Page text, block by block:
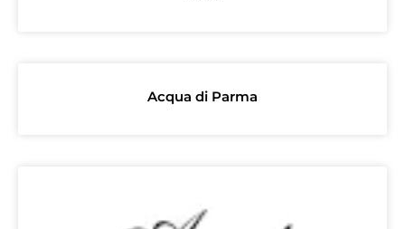
Acqua di Parma